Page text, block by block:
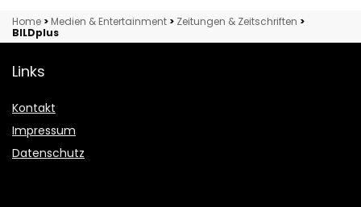
Home > Medien & Entertainment > Zeitungen & Zeitschriften >
BILDplus
Links
Kontakt
Impressum
Datenschutz